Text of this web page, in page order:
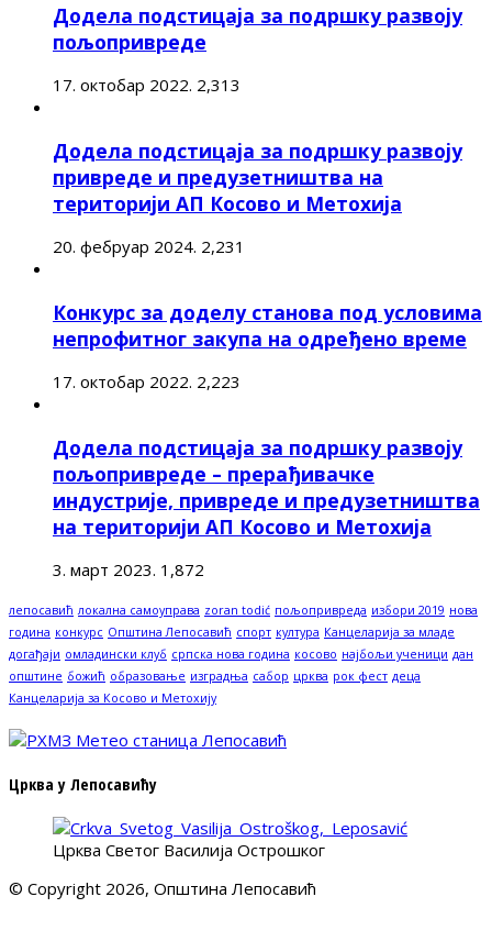
Додела подстицаја за подршку развоју
пољопривреде
17. октобар 2022. 2,313
Додела подстицаја за подршку развоју
привреде и предузетништва на
територији АП Косово и Метохија
20. фебруар 2024. 2,231
Конкурс за доделу станова под условима
непрофитног закупа на одређено време
17. октобар 2022. 2,223
Додела подстицаја за подршку развоју
пољопривреде – прерађивачке
индустрије, привреде и предузетништва
на територији АП Косово и Метохија
3. март 2023. 1,872
лепосавић локална самоуправа zoran todić пољопривреда избори 2019 нова
година конкурс Општина Лепосавић спорт култура Канцеларија за младе
догађаји омладински клуб српска нова година косово најбољи ученици дан
општине божић образовање изградња сабор црква рок фест деца
Канцеларија за Косово и Метохију
Црква у Лепосавићу
Црква Светог Василија Острошког
© Copyright 2026, Општина Лепосавић